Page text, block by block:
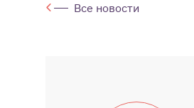
Все новости